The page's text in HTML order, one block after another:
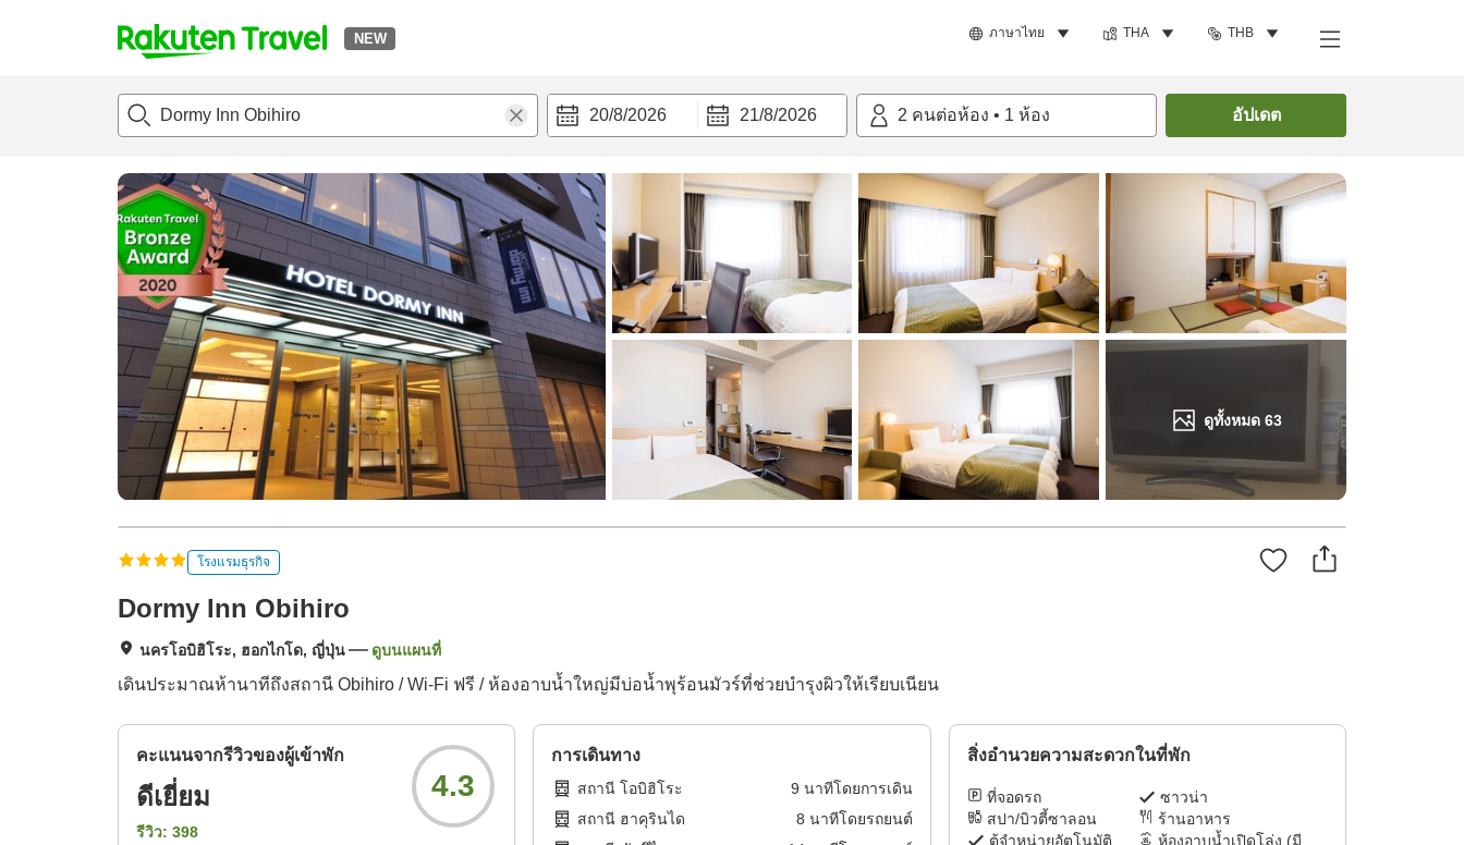
NEW ภาษาไทย THA THB
t
p
a
g
e
_
s
a
h
20/8/2026 21/8/2026 2 คนต่อห้อง • 1 ห้อง อัปเดต
ดูทั้งหมด 63
แนะนำที่พักห้องพักและแพลนพัก สิ่่งอำนวยความสะดวก ค้นหาห้องพัก
โรงแรมธุรกิจ
Dormy Inn Obihiro
นครโอบิฮิโระ, ฮอกไกโด, ญี่ปุ่น ดูบนแผนที่
เดินประมาณห้านาทีถึงสถานี Obihiro / Wi-Fi ฟรี / ห้องอาบน้ำใหญ่มีบ่อน้ำพุร้อนมัวร์ที่ช่วยบำรุงผิวให้เรียบเนียน
คะแนนจากรีวิวของผู้เข้าพัก
ดีเยี่ยม
รีวิว: 398
4.3
การเดินทาง
สถานี โอบิฮิโระ 9 นาทีโดยการเดิน
สถานี ฮาคุรินได
8 นาทีโดยรถยนต์
สิ่งอำนวยความสะดวกในที่พัก
ที่จอดรถ
ซาวน่า
สปา/บิวตี้ซาลอน
ร้านอาหาร
ตู้จำหน่ายอัตโนมัติ
ห้องอาบน้ำเปิดโล่ง (มี